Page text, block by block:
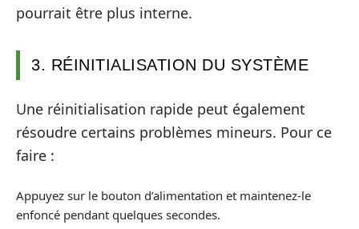
pourrait être plus interne.
3. RÉINITIALISATION DU SYSTÈME
Une réinitialisation rapide peut également
résoudre certains problèmes mineurs. Pour ce
faire :
Appuyez sur le bouton d’alimentation et maintenez-le
enfoncé pendant quelques secondes.